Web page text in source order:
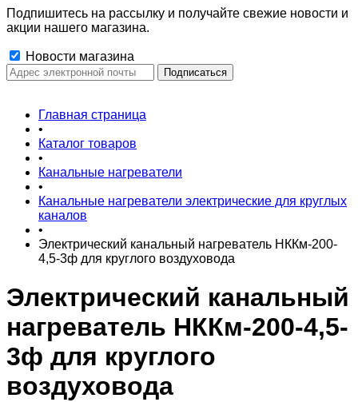
Подпишитесь на рассылку и получайте свежие новости и
акции нашего магазина.
Новости магазина
Главная страница
•
Каталог товаров
•
Канальные нагреватели
•
Канальные нагреватели электрические для круглых
каналов
•
Электрический канальный нагреватель НККм-200-
4,5-3ф для круглого воздуховода
Электрический канальный
нагреватель НККм-200-4,5-
3ф для круглого
воздуховода